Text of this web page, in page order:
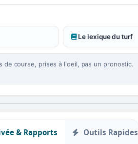
Le lexique du turf
de course, prises à l'oeil, pas un pronostic.
& Rapports Outils Rapides